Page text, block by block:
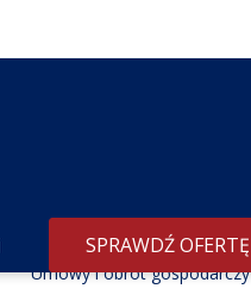
SPRAWDŹ OFERTĘ
Umowy i obrót gospodarczy